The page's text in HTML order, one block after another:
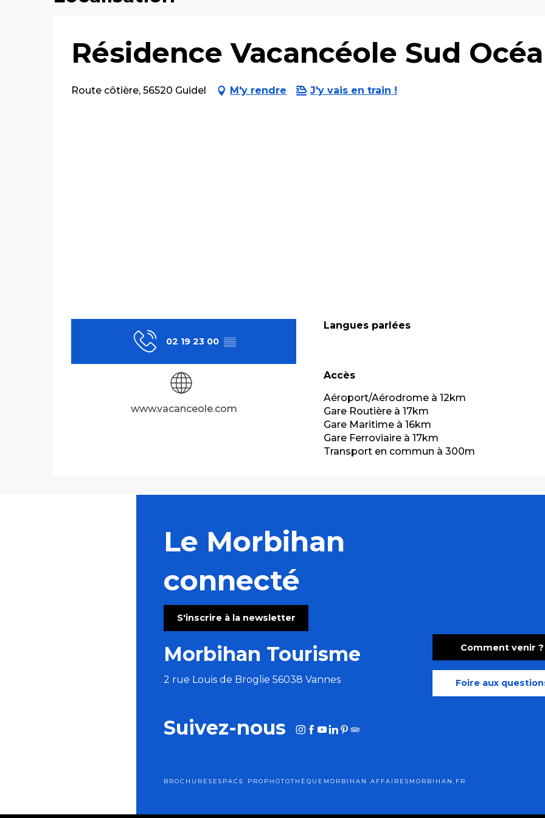
Résidence Vacancéole Sud
Route côtière, 56520 Guidel M'y rendre J'y vais en train !
02 19 23 00 ▒▒
www.vacanceole.com
Langues parlées
Langues parlées
Accès
Accès
Aéroport/Aérodrome à 12km
Gare Routière à 17km
Gare Maritime à 16km
Gare Ferroviaire à 17km
Transport en commun à 300m
Le Morbihan
connecté
S'inscrire à la newsletter
Morbihan Tourisme
2 rue Louis de Broglie 56038 Vannes
Comment venir ?
Foire aux
Suivez-nous
BROCHURES ESPACE PRO PHOTOTHÈQUE MORBIHAN AFFAIRES MORBIHAN.FR